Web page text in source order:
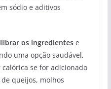
sódio e aditivos
os ingredientese
uma opção saudável,
se for adicionado
queijos, molhos